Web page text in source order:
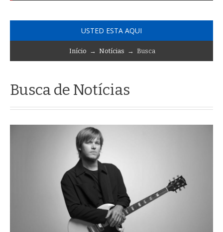
USTED ESTA AQUI
Início → Notícias → Busca
Busca de Notícias